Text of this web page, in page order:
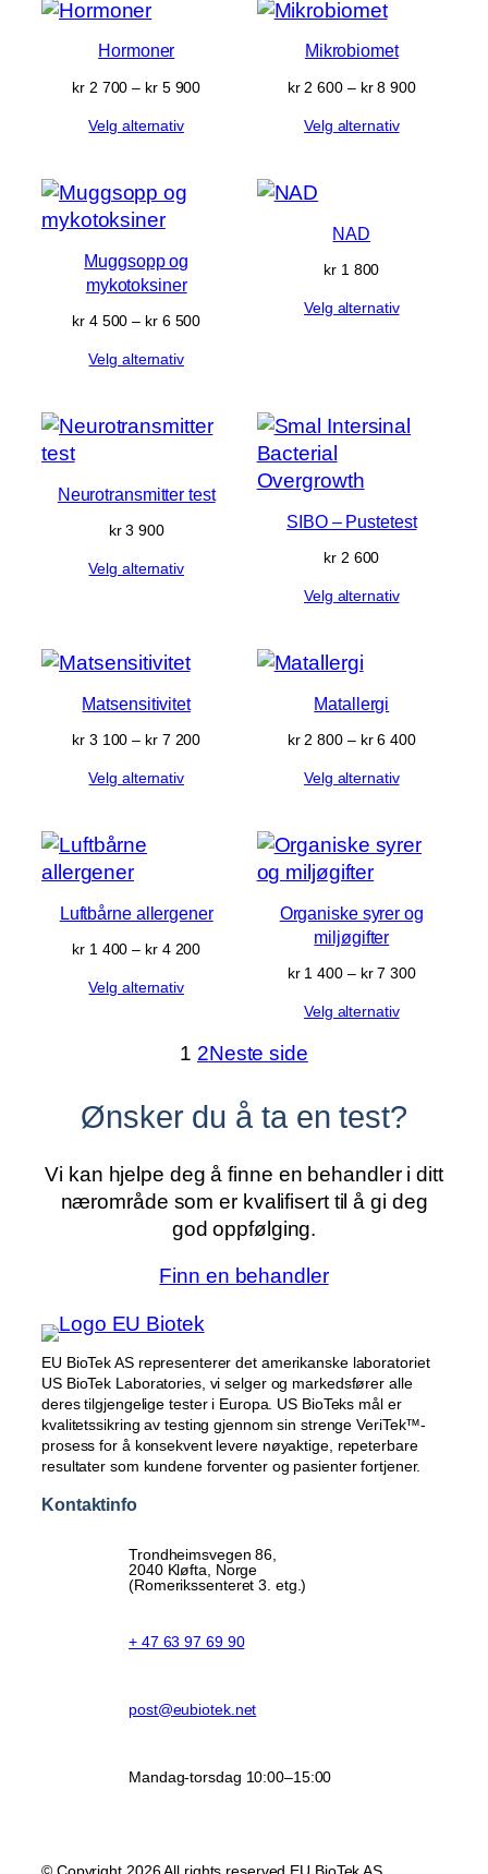
Hormoner
kr2 700 – kr5 900Prisområde:
Velg alternativ
Mikrobiomet
kr2 600 – kr8 900
Velg alternativ
Muggsopp og
mykotoksiner
kr4 500 – kr6 500Prisområde:
Velg alternativ
NAD
kr1 800
Velg alternativ
Neurotransmitter test
kr3 900
Velg alternativ
SIBO – Pustetest
kr2 600
Velg alternativ
Matsensitivitet
kr3 100 – kr7 200Prisområde:
Velg alternativ
Matallergi
kr2 800 – kr6 400
Velg alternativ
Luftbårne allergener
kr1 400 – kr4 200Prisområde:
Velg alternativ
Organiske syrer og
miljøgifter
kr1 400 – kr7 300
Velg alternativ
1 2Neste side
Ønsker du å ta en test?
Vi kan hjelpe deg å finne en behandler i ditt
nærområde som er kvalifisert til å gi deg
god oppfølging.
Finn en behandler
EU BioTek AS representerer det amerikanske laboratoriet
US BioTek Laboratories, vi selger og markedsfører alle
deres tilgjengelige tester i Europa. US BioTeks mål er
kvalitetssikring av testing gjennom sin strenge VeriTek™-
prosess for å konsekvent levere nøyaktige, repeterbare
resultater som kundene forventer og pasienter fortjener.
Kontaktinfo
Trondheimsvegen 86,
2040 Kløfta, Norge
(Romerikssenteret 3. etg.)
+ 47 63 97 69 90
post@eubiotek.net
Mandag-torsdag 10:00–15:00
© Copyright 2026 All rights reserved EU BioTek AS